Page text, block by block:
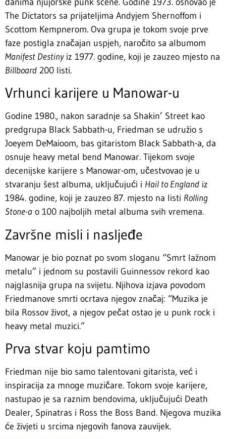
The Dictators sa prijateljima Andyjem Shernoffom i
Scottom Kempnerom. Ova grupa je tokom svoje prve
faze postigla značajan uspjeh, naročito sa albumom
Manifest Destinyiz 1977. godine, koji je zauzeo mjesto na
Billboard 200 listi.
Vrhunci karijere u Manowar-u
Godine 1980., nakon saradnje sa Shakin’ Street kao
predgrupa Black Sabbath-u, Friedman se udružio s
Joeyem DeMaioom, bas gitaristom Black Sabbath-a, da
osnuje heavy metal bend Manowar. Tijekom svoje
decenijske karijere s Manowar-om, učestvovao je u
stvaranju šest albuma, uključujući i Hail to England iz
1984. godine, koji je zauzeo 87. mjesto na listi Rolling
Stone-a o 100 najboljih metal albuma svih vremena.
Završne misli i nasljeđe
Manowar je bio poznat po svom sloganu “Smrt lažnom
metalu” i jednom su postavili Guinnessov rekord kao
najglasnija grupa na svijetu. Njihova izjava povodom
Friedmanove smrti ocrtava njegov značaj: “Muzika je
bila Rossov život, a njegov pečat ostao je u punk rock i
heavy metal muzici.”
Prva stvar koju pamtimo
Friedman nije bio samo talentovani gitarista, već i
inspiracija za mnoge muzičare. Tokom svoje karijere,
nastupao je sa raznim bendovima, uključujući Death
Dealer, Spinatras i Ross the Boss Band. Njegova muzika
će živjeti u srcima njegovih fanova zauvijek.